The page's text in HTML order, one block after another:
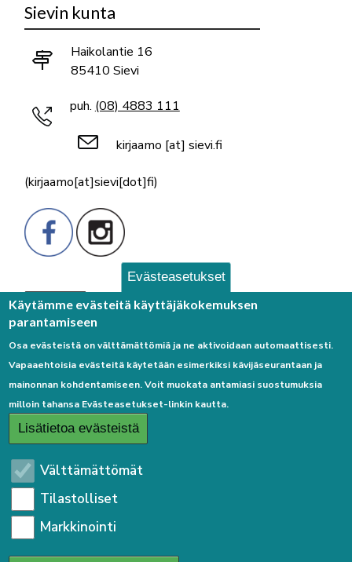
Sievin kunta
Haikolantie 16
85410 Sievi
puh. (08) 4883 111
kirjaamo [at] sievi.fi
(kirjaamo[at]sievi[dot]fi)
Palaute
Linkkejä
Etusivulle
Kirjaudu sisään
Saavutettavuusseloste
Sivukartta
Tietosuojaseloste
Evästeasetukset
Käytämme evästeitä käyttäjäkokemuksen
parantamiseen
Osa evästeistä on välttämättömiä ja ne aktivoidaan automaattisesti.
Vapaaehtoisia evästeitä käytetään esimerkiksi kävijäseurantaan ja
mainonnan kohdentamiseen. Voit muokata antamiasi suostumuksia
milloin tahansa Evästeasetukset-linkin kautta.
Lisätietoa evästeistä
Välttämättömät
Tilastolliset
Markkinointi